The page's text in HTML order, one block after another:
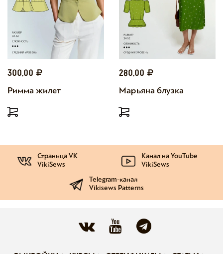
300,00
Римма жилет
280,00
Марьяна блузка
Страница VK
VikiSews
Канал на YouTube
VikiSews
Telegram-канал
Vikisews Patterns